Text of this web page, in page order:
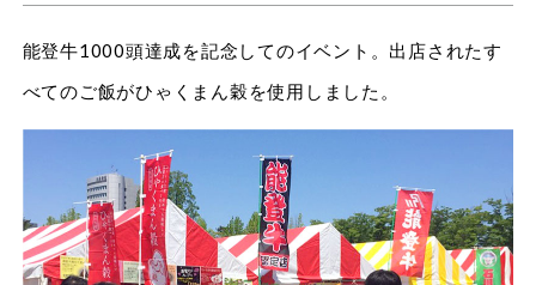
能登牛1000頭達成を記念してのイベント。出店されたす
べてのご飯がひゃくまん穀を使用しました。